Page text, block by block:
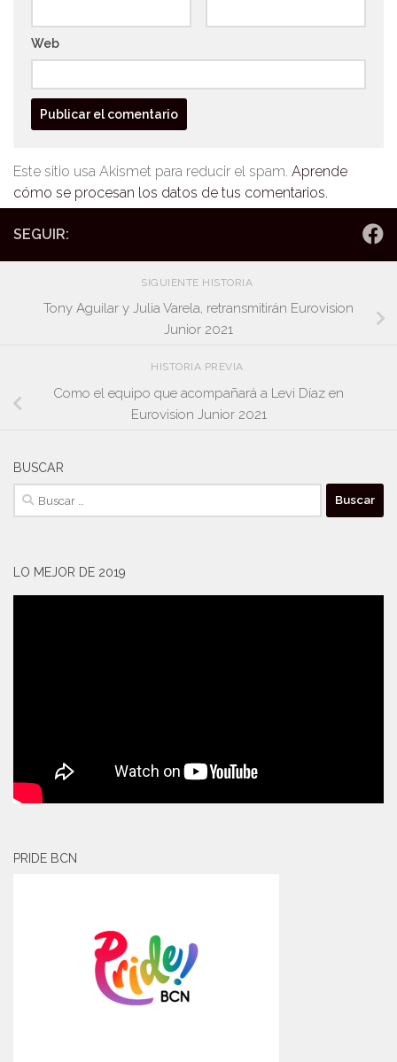
Web
Este sitio usa Akismet para reducir el spam. Aprende
cómo se procesan los datos de tus comentarios.
SEGUIR:
SIGUIENTE HISTORIA
Tony Aguilar y Julia Varela, retransmitirán Eurovision
Junior 2021
HISTORIA PREVIA
Como el equipo que acompañará a Levi Díaz en
Eurovision Junior 2021
BUSCAR
Buscar:
LO MEJOR DE 2019
PRIDE BCN